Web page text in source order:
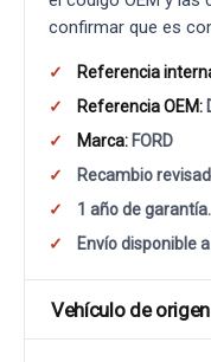
confirmar que es
Referencia
Referencia OEM:
Marca: FORD
Recambio
1 año de garantía.
Envío disponible
Vehículo de origen